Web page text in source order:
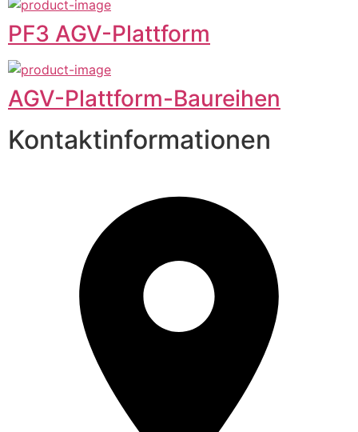
PF3 AGV-Plattform
AGV-Plattform-Baureihen
Kontaktinformationen